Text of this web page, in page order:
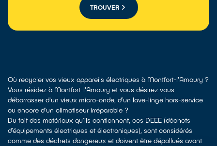
TROUVER
Où recycler vos vieux appareils électriques à Montfort-l'Amaury ?
Vous résidez à Montfort-l'Amaury et vous désirez vous
débarrasser d'un vieux micro-onde, d’un lave-linge hors-service
ou encore d’un climatiseur irréparable ?
Du fait des matériaux qu’ils contiennent, ces DEEE (déchets
d’équipements électriques et électroniques), sont considérés
comme des déchets dangereux et doivent être dépollués avant